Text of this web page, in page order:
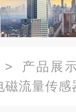
> 产品展
磁流量传感